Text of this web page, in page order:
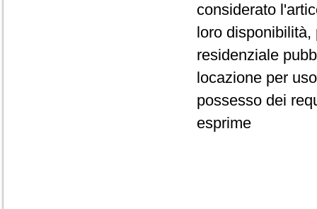
considerato
loro
residenziale
locazione per
possesso dei
esprime